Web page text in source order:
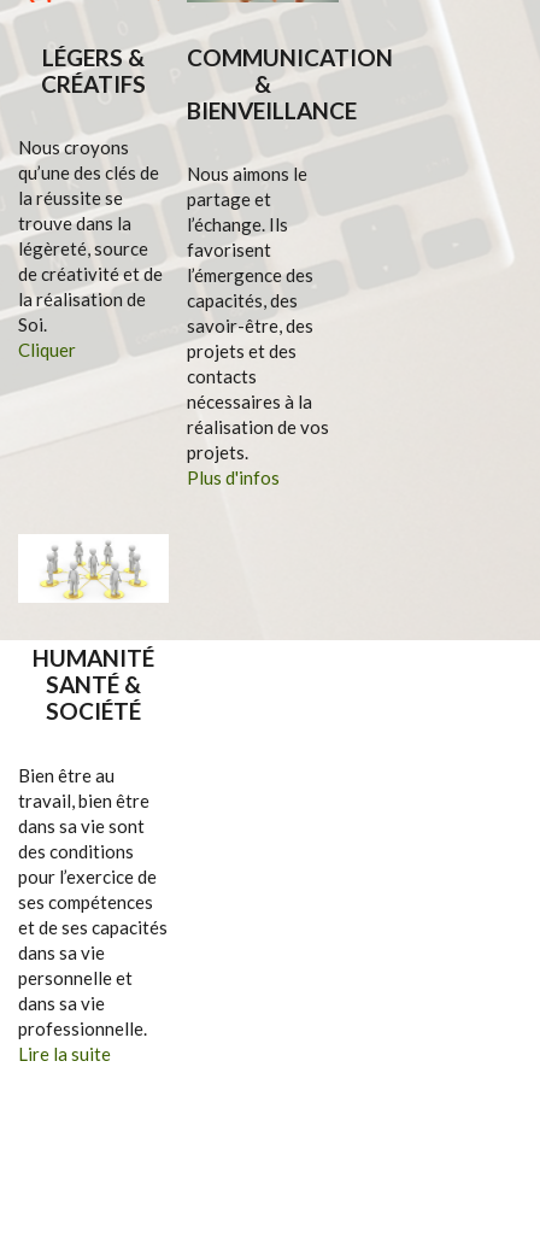
LÉGERS &
CRÉATIFS
Nous croyons
qu’une des clés de
la réussite se
trouve dans la
légèreté, source
de créativité et de
la réalisation de
Soi.
Cliquer
COMMUNICATION
&
BIENVEILLANCE
Nous aimons le
partage et
l’échange. Ils
favorisent
l’émergence des
capacités, des
savoir-être, des
projets et des
contacts
nécessaires à la
réalisation de vos
projets.
Plus d'infos
HUMANITÉ
SANTÉ &
SOCIÉTÉ
Bien être au
travail, bien être
dans sa vie sont
des conditions
pour l’exercice de
ses compétences
et de ses capacités
dans sa vie
personnelle et
dans sa vie
professionnelle.
Lire la suite